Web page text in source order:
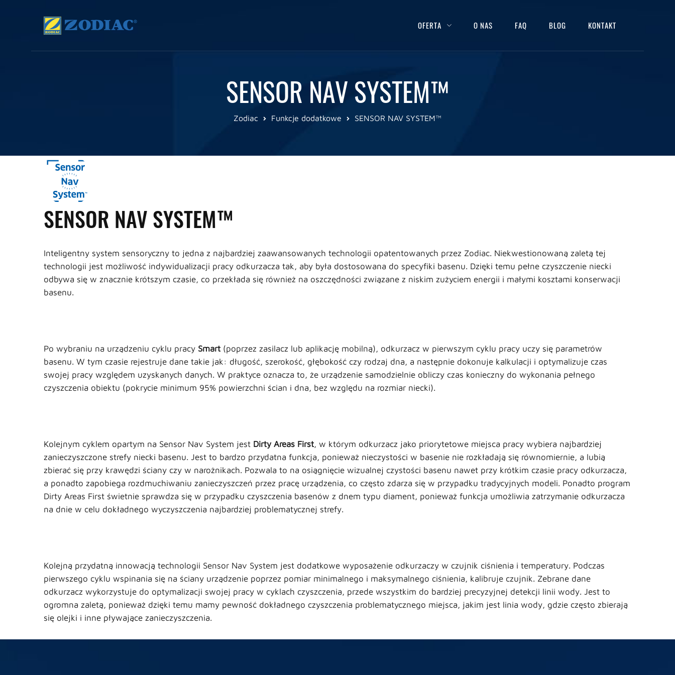
OFERTA O NAS FAQ BLOG KONTAKT
SENSOR NAV SYSTEM™
Zodiac Funkcje dodatkowe SENSOR NAV SYSTEM™
SENSOR NAV SYSTEM™
Inteligentny system sensoryczny to jedna z najbardziej zaawansowanych technologii opatentowanych przez Zodiac. Niekwestionowaną zaletą tej
technologii jest możliwość indywidualizacji pracy odkurzacza tak, aby była dostosowana do specyfiki basenu. Dzięki temu pełne czyszczenie niecki
odbywa się w znacznie krótszym czasie, co przekłada się również na oszczędności związane z niskim zużyciem energii i małymi kosztami konserwacji
basenu.
Po wybraniu na urządzeniu cyklu pracy Smart (poprzez zasilacz lub aplikację mobilną), odkurzacz w pierwszym cyklu pracy uczy się parametrów
basenu. W tym czasie rejestruje dane takie jak: długość, szerokość, głębokość czy rodzaj dna, a następnie dokonuje kalkulacji i optymalizuje czas
swojej pracy względem uzyskanych danych. W praktyce oznacza to, że urządzenie samodzielnie obliczy czas konieczny do wykonania pełnego
czyszczenia obiektu (pokrycie minimum 95% powierzchni ścian i dna, bez względu na rozmiar niecki).
Kolejnym cyklem opartym na Sensor Nav System jest Dirty Areas First, w którym odkurzacz jako priorytetowe miejsca pracy wybiera najbardziej
zanieczyszczone strefy niecki basenu. Jest to bardzo przydatna funkcja, ponieważ nieczystości w basenie nie rozkładają się równomiernie, a lubią
zbierać się przy krawędzi ściany czy w narożnikach. Pozwala to na osiągnięcie wizualnej czystości basenu nawet przy krótkim czasie pracy odkurzacza,
a ponadto zapobiega rozdmuchiwaniu zanieczyszczeń przez pracę urządzenia, co często zdarza się w przypadku tradycyjnych modeli. Ponadto program
Dirty Areas First świetnie sprawdza się w przypadku czyszczenia basenów z dnem typu diament, ponieważ funkcja umożliwia zatrzymanie odkurzacza
na dnie w celu dokładnego wyczyszczenia najbardziej problematycznej strefy.
Kolejną przydatną innowacją technologii Sensor Nav System jest dodatkowe wyposażenie odkurzaczy w czujnik ciśnienia i temperatury. Podczas
pierwszego cyklu wspinania się na ściany urządzenie poprzez pomiar minimalnego i maksymalnego ciśnienia, kalibruje czujnik. Zebrane dane
odkurzacz wykorzystuje do optymalizacji swojej pracy w cyklach czyszczenia, przede wszystkim do bardziej precyzyjnej detekcji linii wody. Jest to
ogromna zaletą, ponieważ dzięki temu mamy pewność dokładnego czyszczenia problematycznego miejsca, jakim jest linia wody, gdzie często zbierają
się olejki i inne pływające zanieczyszczenia.